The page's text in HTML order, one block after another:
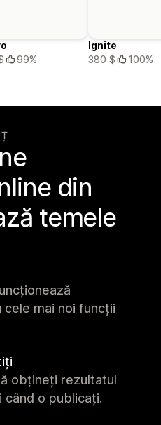
99%
Ignite
380 $
100%
din
temele
mai noi funcții
obțineți rezultatul
când o publicați.